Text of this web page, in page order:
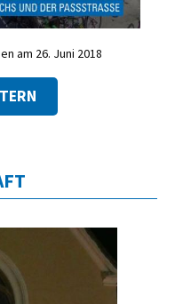
am 26. Juni 2018